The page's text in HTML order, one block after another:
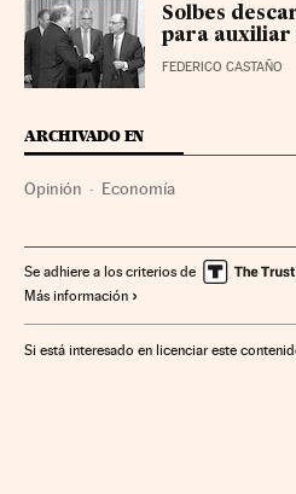
Solbes
para auxiliar
FEDERICO CASTAÑO
ARCHIVADO EN
Opinión Economía
Se adhiere a los criterios de
Más información
Si está interesado en licenciar este